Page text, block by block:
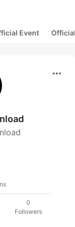
Event
more_horiz
0
Followers